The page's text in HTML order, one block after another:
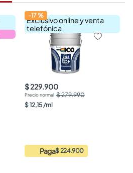
Exclusivo online y venta
telefónica
-17%
$ 229.900
$ 279.990
$12,15 /ml
Paga$ 224.900